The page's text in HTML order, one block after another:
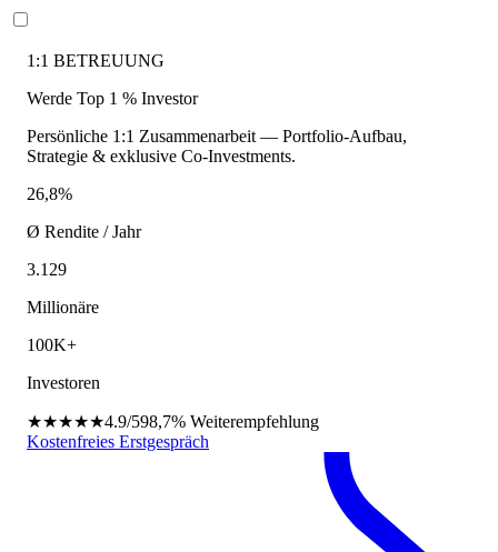
1:1 BETREUUNG
Werde Top 1 % Investor
Persönliche 1:1 Zusammenarbeit — Portfolio-Aufbau,
Strategie & exklusive Co-Investments.
26,8%
Ø Rendite / Jahr
3.129
Millionäre
100K+
Investoren
★★★★★4.9/598,7% Weiterempfehlung
Kostenfreies Erstgespräch